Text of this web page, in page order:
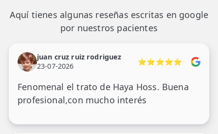
Aquí tienes algunas reseñas escritas en google
por nuestros pacientes
juan cruz ruiz rodriguez
23-07-2026
⭐⭐⭐⭐⭐
Fenomenal el trato de Haya Hoss. Buena
profesional,con mucho interés